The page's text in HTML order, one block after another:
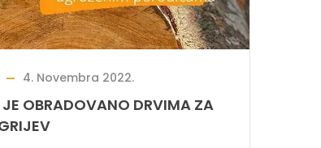
4. Novembra 2022.
OBRADOVANO DRVIMA ZA